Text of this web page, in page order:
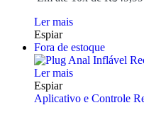
Ler mais
Espiar
Fora de estoque
Ler mais
Espiar
Aplicativo e Controle